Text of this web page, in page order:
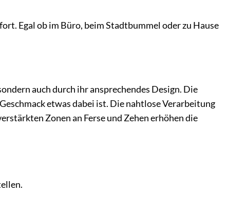
Egal ob im Büro, beim Stadtbummel oder zu Hause
auch durch ihr ansprechendes Design. Die
etwas dabei ist. Die nahtlose Verarbeitung
Zonen an Ferse und Zehen erhöhen die